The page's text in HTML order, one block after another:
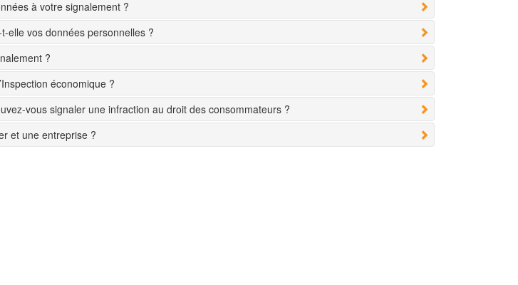
à votre signalement ?
elle vos données personnelles ?
?
économique ?
vous signaler une infraction au droit des consommateurs ?
et une entreprise ?